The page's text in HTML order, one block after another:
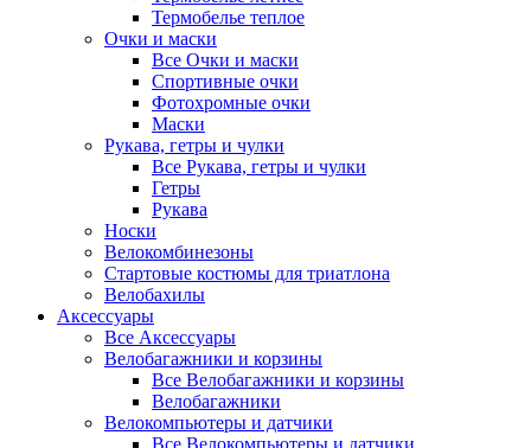
Термобелье теплое
Очки и маски
Все Очки и маски
Спортивные очки
Фотохромные очки
Маски
Рукава, гетры и чулки
Все Рукава, гетры и чулки
Гетры
Рукава
Носки
Велокомбинезоны
Стартовые костюмы для триатлона
Велобахилы
Аксессуары
Все Аксессуары
Велобагажники и корзины
Все Велобагажники и корзины
Велобагажники
Велокомпьютеры и датчики
Все Велокомпьютеры и датчики